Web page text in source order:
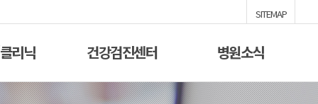
SITEMAP
리닉 건강검진센터 병원소식